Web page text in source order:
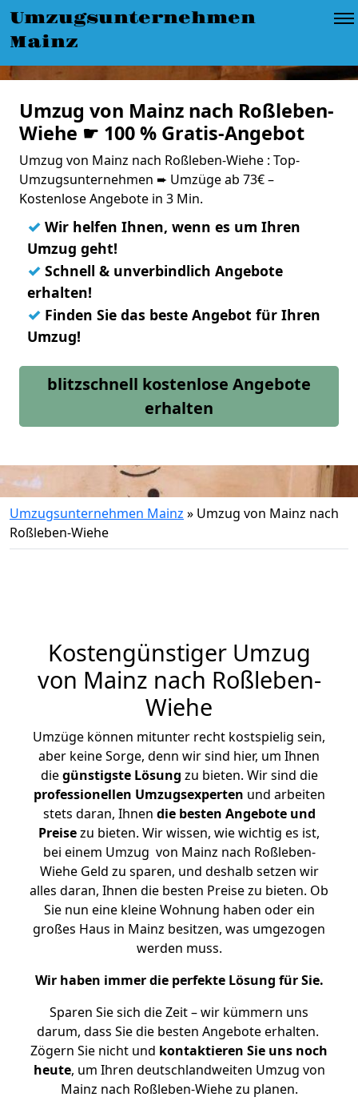
Umzugsunternehmen
Mainz
Umzug von Mainz nach Roßleben-
Wiehe ☛ 100 % Gratis-Angebot
Umzug von Mainz nach Roßleben-Wiehe : Top-
Umzugsunternehmen ➨ Umzüge ab 73€ –
Kostenlose Angebote in 3 Min.
✓ Wir helfen Ihnen, wenn es um Ihren
Umzug geht!
✓ Schnell & unverbindlich Angebote
erhalten!
✓ Finden Sie das beste Angebot für Ihren
Umzug!
blitzschnell kostenlose Angebote
erhalten
Umzugsunternehmen Mainz » Umzug von Mainz nach
Roßleben-Wiehe
Kostengünstiger Umzug
von Mainz nach Roßleben-
Wiehe
Umzüge können mitunter recht kostspielig sein,
aber keine Sorge, denn wir sind hier, um Ihnen
diegünstigste Lösung zu bieten. Wir sind die
professionellen Umzugsexperten und arbeiten
stets daran, Ihnen die besten Angebote und
Preisezu bieten. Wir wissen, wie wichtig es ist,
bei einem Umzug von Mainz nach Roßleben-
Wiehe Geld zu sparen, und deshalb setzen wir
alles daran, Ihnen die besten Preise zu bieten. Ob
Sie nun eine kleine Wohnung haben oder ein
großes Haus in Mainz besitzen, was umgezogen
werden muss.
Wir haben immer die perfekte Lösung für Sie.
Sparen Sie sich die Zeit – wir kümmern uns
darum, dass Sie die besten Angebote erhalten.
Zögern Sie nicht und kontaktieren Sie uns noch
heute, um Ihren deutschlandweiten Umzug von
Mainz nach Roßleben-Wiehe zu planen.